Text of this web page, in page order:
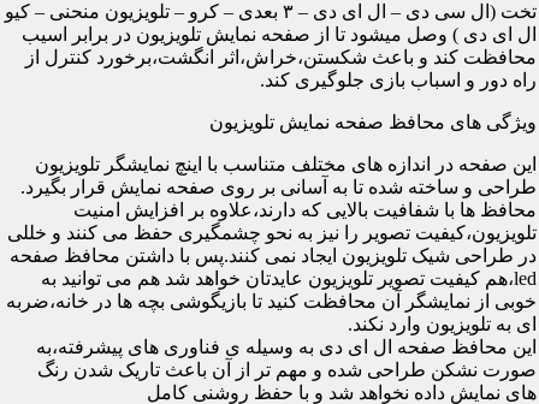
تخت (ال سی دی – ال ای دی – ۳ بعدی – کرو – تلویزیون منحنی – کیو
ال ای دی ) وصل میشود تا از صفحه نمایش تلویزیون در برابر اسیب
محافظت کند و باعث شکستن،خراش،اثر انگشت،برخورد کنترل از
راه دور و اسباب بازی جلوگیری کند.
ویژگی های محافظ صفحه نمایش تلویزیون
این صفحه در اندازه های مختلف متناسب با اینچ نمایشگر تلویزیون
طراحی و ساخته شده تا به آسانی بر روی صفحه نمایش قرار بگیرد.
محافظ ها با شفافیت بالایی که دارند،علاوه بر افزایش امنیت
تلویزیون،کیفیت تصویر را نیز به نحو چشمگیری حفظ می کنند و خللی
در طراحی شیک تلویزیون ایجاد نمی کنند.پس با داشتن محافظ صفحه
led،هم کیفیت تصویر تلویزیون عایدتان خواهد شد هم می توانید به
خوبی از نمایشگر آن محافظت کنید تا بازیگوشی بچه ها در خانه،ضربه
ای به تلویزیون وارد نکند.
این محافظ صفحه ال ای دی به وسیله ی فناوری های پیشرفته،به
صورت نشکن طراحی شده و مهم تر از آن باعث تاریک شدن رنگ
های نمایش داده نخواهد شد و با حفظ روشنی کامل